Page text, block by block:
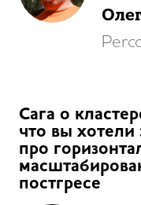
Сага о
что вы хотели
про
постгресе